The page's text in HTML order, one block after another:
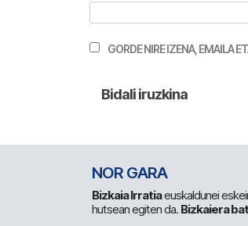
GORDE NIRE IZENA, EMAILA
NOR GARA
Bizkaia Irratiaeuskaldunei
hutsean egiten da. Bizkaiera